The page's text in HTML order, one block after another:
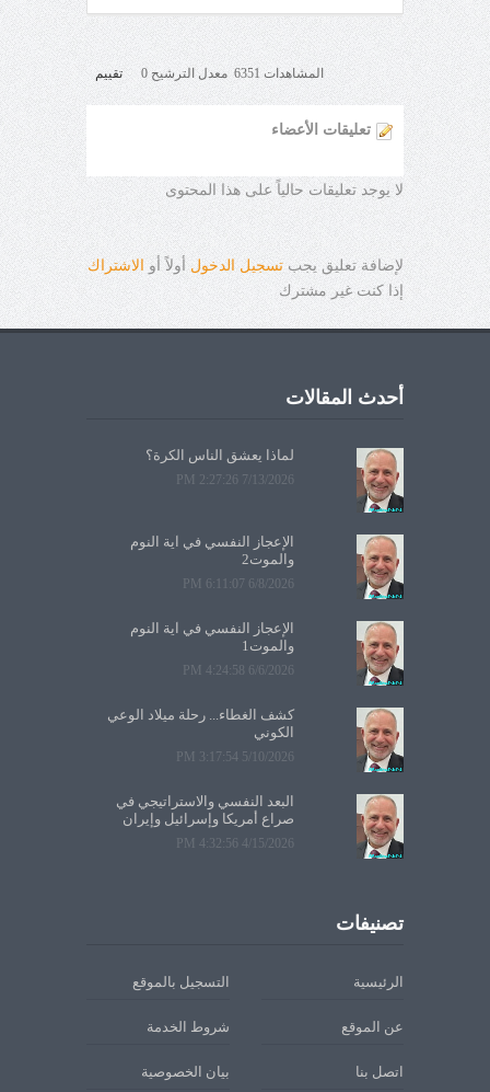
المشاهدات 6351 معدل الترشيح 0 تقييم
تعليقات الأعضاء
لا يوجد تعليقات حالياً على هذا المحتوى
لإضافة تعليق يجبتسجيل الدخول أولاً أو
الاشتراك
إذا كنت غير مشترك
أحدث المقالات
لماذا يعشق الناس الكرة؟
7/13/2026 2:27:26 PM
الإعجاز النفسي في آية النوم
والموت2
6/8/2026 6:11:07 PM
الإعجاز النفسي في آية النوم
والموت1
6/6/2026 4:24:58 PM
كشف الغطاء... رحلة ميلاد الوعي
الكوني
5/10/2026 3:17:54 PM
البعد النفسي والاستراتيجي في
صراع أمريكا وإسرائيل وإيران
4/15/2026 4:32:56 PM
تصنيفات
الرئيسية التسجيل بالموقع
عن الموقع شروط الخدمة
اتصل بنا بيان الخصوصية